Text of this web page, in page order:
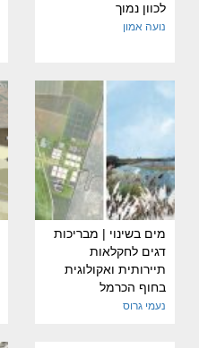
לכוון נמוך
נועה אמון
מים בשינוי | מבריכות
דגים לחקלאות
תיירותית ואקולוגית
בחוף הכרמל
נעמי גרוס